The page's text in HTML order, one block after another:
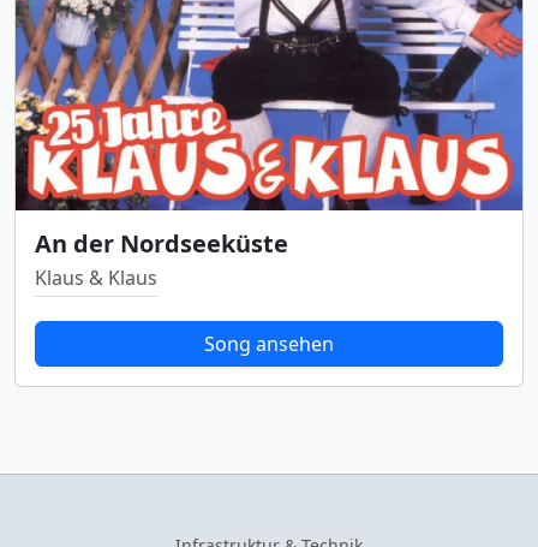
An der Nordseeküste
Klaus & Klaus
Song ansehen